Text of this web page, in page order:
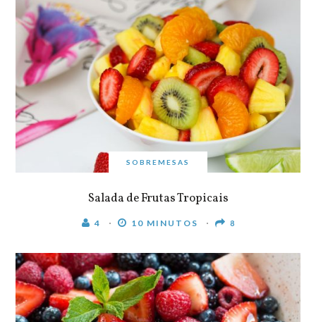
SOBREMESAS
Salada de Frutas Tropicais
4 10 MINUTOS 8